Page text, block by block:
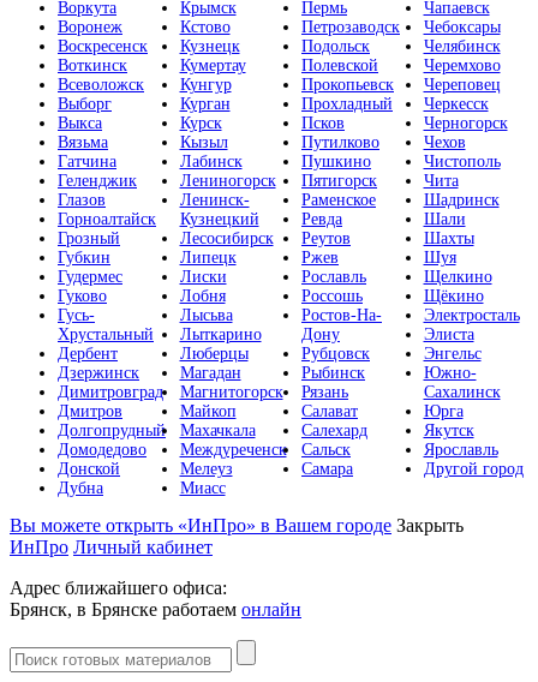
Воркута
Воронеж
Воскресенск
Воткинск
Всеволожск
Выборг
Выкса
Вязьма
Гатчина
Геленджик
Глазов
Горноалтайск
Грозный
Губкин
Гудермес
Гуково
Гусь-
Хрустальный
Дербент
Дзержинск
Димитровград
Дмитров
Долгопрудный
Домодедово
Донской
Дубна
Крымск
Кстово
Кузнецк
Кумертау
Кунгур
Курган
Курск
Кызыл
Лабинск
Лениногорск
Ленинск-
Кузнецкий
Лесосибирск
Липецк
Лиски
Лобня
Лысьва
Лыткарино
Люберцы
Магадан
Магнитогорск
Майкоп
Махачкала
Междуреченск
Мелеуз
Миасс
Пермь
Петрозаводск
Подольск
Полевской
Прокопьевск
Прохладный
Псков
Путилково
Пушкино
Пятигорск
Раменское
Ревда
Реутов
Ржев
Рославль
Россошь
Ростов-На-
Дону
Рубцовск
Рыбинск
Рязань
Салават
Салехард
Сальск
Самара
Чапаевск
Чебоксары
Челябинск
Черемхово
Череповец
Черкесск
Черногорск
Чехов
Чистополь
Чита
Шадринск
Шали
Шахты
Шуя
Щелкино
Щёкино
Электросталь
Элиста
Энгельс
Южно-
Сахалинск
Юрга
Якутск
Ярославль
Другой город
Вы можете открыть «ИнПро» в Вашем городе Закрыть
ИнПро Личный кабинет
Адрес ближайшего офиса:
Брянск, в Брянске работаем онлайн